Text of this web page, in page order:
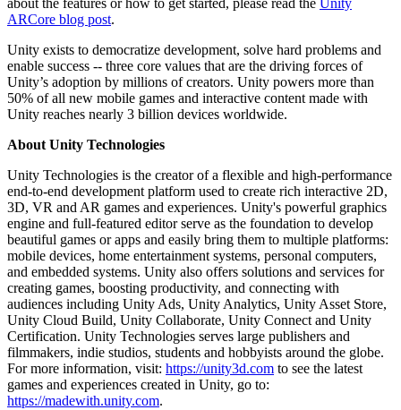
about the features or how to get started, please read the Unity
ARCore blog post.
Unity exists to democratize development, solve hard problems and
enable success -- three core values that are the driving forces of
Unity’s adoption by millions of creators. Unity powers more than
50% of all new mobile games and interactive content made with
Unity reaches nearly 3 billion devices worldwide.
About Unity Technologies
Unity Technologies is the creator of a flexible and high-performance
end-to-end development platform used to create rich interactive 2D,
3D, VR and AR games and experiences. Unity's powerful graphics
engine and full-featured editor serve as the foundation to develop
beautiful games or apps and easily bring them to multiple platforms:
mobile devices, home entertainment systems, personal computers,
and embedded systems. Unity also offers solutions and services for
creating games, boosting productivity, and connecting with
audiences including Unity Ads, Unity Analytics, Unity Asset Store,
Unity Cloud Build, Unity Collaborate, Unity Connect and Unity
Certification. Unity Technologies serves large publishers and
filmmakers, indie studios, students and hobbyists around the globe.
For more information, visit: https://unity3d.com to see the latest
games and experiences created in Unity, go to:
https://madewith.unity.com.